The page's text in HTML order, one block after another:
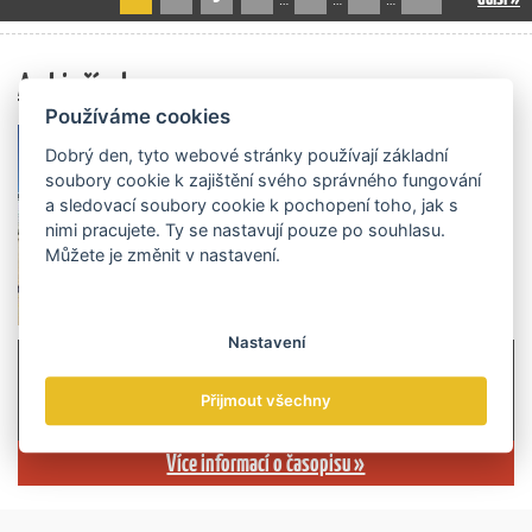
Archiv čísel
Více informací o časopisu »
Používáme cookies
Dobrý den, tyto webové stránky používají základní
soubory cookie k zajištění svého správného fungování
a sledovací soubory cookie k pochopení toho, jak s
nimi pracujete. Ty se nastavují pouze po souhlasu.
Můžete je změnit v nastavení.
Nastavení
Přijmout všechny